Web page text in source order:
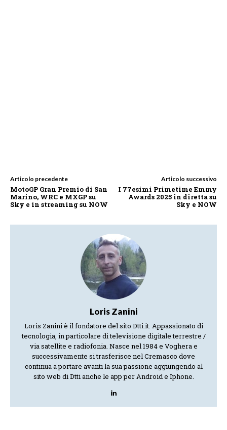
Articolo precedente
MotoGP Gran Premio di San
Marino, WRC e MXGP su
Sky e in streaming su NOW
Articolo successivo
I 77esimi Primetime Emmy
Awards 2025 in diretta su
Sky e NOW
Loris Zanini
Loris Zanini è il fondatore del sito Dtti.it. Appassionato di
tecnologia, in particolare di televisione digitale terrestre /
via satellite e radiofonia. Nasce nel 1984 e Voghera e
successivamente si trasferisce nel Cremasco dove
continua a portare avanti la sua passione aggiungendo al
sito web di Dtti anche le app per Android e Iphone.